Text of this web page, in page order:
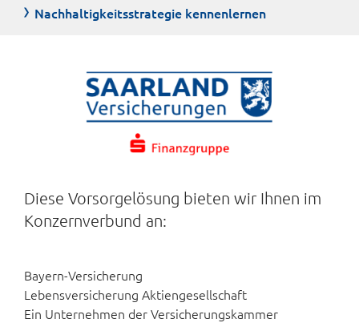
Nachhaltigkeitsstrategie kennenlernen
Diese Vorsorgelösung bieten wir Ihnen im
Konzernverbund an:
Bayern-Versicherung
Lebensversicherung Aktiengesellschaft
Ein Unternehmen der Versicherungskammer